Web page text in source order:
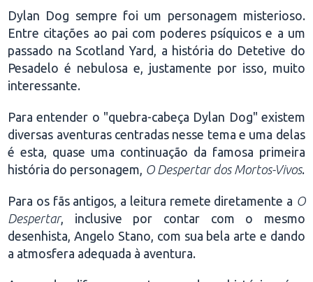
Dylan Dog sempre foi um personagem misterioso.
Entre citações ao pai com poderes psíquicos e a um
passado na Scotland Yard, a história do Detetive do
Pesadelo é nebulosa e, justamente por isso, muito
interessante.
Para entender o "quebra-cabeça Dylan Dog" existem
diversas aventuras centradas nesse tema e uma delas
é esta, quase uma continuação da famosa primeira
história do personagem, O Despertar dos Mortos-Vivos.
Para os fãs antigos, a leitura remete diretamente a O
Despertar, inclusive por contar com o mesmo
desenhista, Angelo Stano, com sua bela arte e dando
a atmosfera adequada à aventura.